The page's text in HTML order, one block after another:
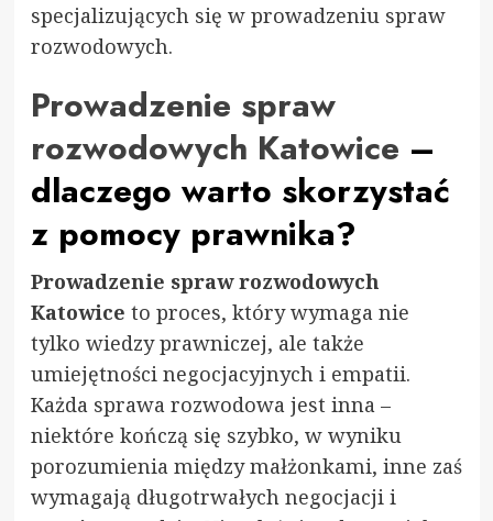
specjalizujących się w prowadzeniu spraw
rozwodowych.
Prowadzenie spraw
rozwodowych Katowice –
dlaczego warto skorzystać
z pomocy prawnika?
Prowadzenie spraw rozwodowych
Katowice to proces, który wymaga nie
tylko wiedzy prawniczej, ale także
umiejętności negocjacyjnych i empatii.
Każda sprawa rozwodowa jest inna –
niektóre kończą się szybko, w wyniku
porozumienia między małżonkami, inne zaś
wymagają długotrwałych negocjacji i